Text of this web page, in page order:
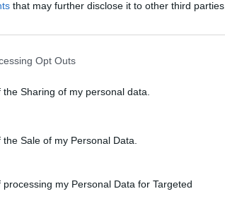
that may further disclose it to other third parties.
Opt Outs
Sharing of my personal data.
Sale of my Personal Data.
my Personal Data for Targeted
programovou nabídku. Od 1. února
kanálu
informoval). Stanice bude
celý únor bude program nabízet
TV Modrá a O2 TV Bronzová.